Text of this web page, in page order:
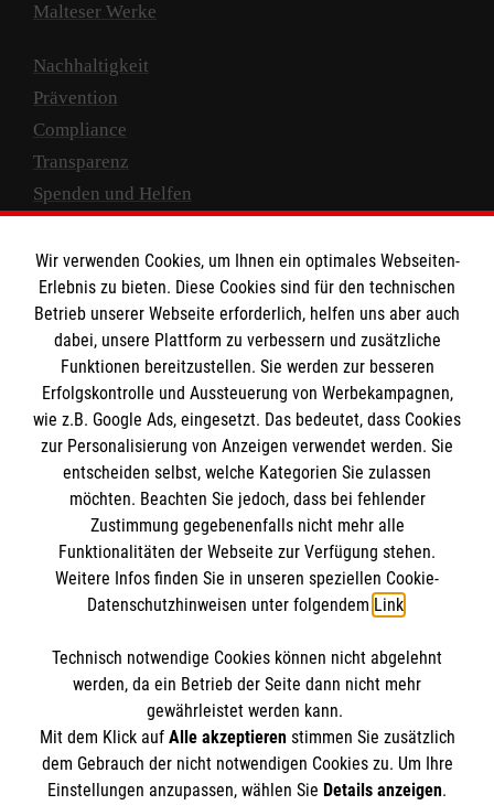
Malteser Werke
Nachhaltigkeit
Prävention
Compliance
Transparenz
Spenden und Helfen
Empfänger: Malteser Hilfsdienst e.V.
IBAN: DE10 3706 0120 1201 2000 12
BIC: GENODED 1PA7
Newsletter abonnieren
Cookies verwalten|AGB|Impressum|Datenschutz
Barrierefreiheit |Kontakt| Sharepoint|Mediathek
Wir verwenden Cookies, um Ihnen ein optimales Webseiten-
Erlebnis zu bieten. Diese Cookies sind für den technischen
Betrieb unserer Webseite erforderlich, helfen uns aber auch
dabei, unsere Plattform zu verbessern und zusätzliche
Funktionen bereitzustellen. Sie werden zur besseren
Erfolgskontrolle und Aussteuerung von Werbekampagnen,
wie z.B. Google Ads, eingesetzt. Das bedeutet, dass Cookies
zur Personalisierung von Anzeigen verwendet werden. Sie
entscheiden selbst, welche Kategorien Sie zulassen
möchten. Beachten Sie jedoch, dass bei fehlender
Zustimmung gegebenenfalls nicht mehr alle
Funktionalitäten der Webseite zur Verfügung stehen.
Weitere Infos finden Sie in unseren speziellen Cookie-
Datenschutzhinweisen unter folgendem Link.
Technisch notwendige Cookies können nicht abgelehnt
werden, da ein Betrieb der Seite dann nicht mehr
gewährleistet werden kann.
Mit dem Klick auf Alle akzeptierenstimmen Sie zusätzlich
dem Gebrauch der nicht notwendigen Cookies zu. Um Ihre
Einstellungen anzupassen, wählen Sie Details anzeigen.